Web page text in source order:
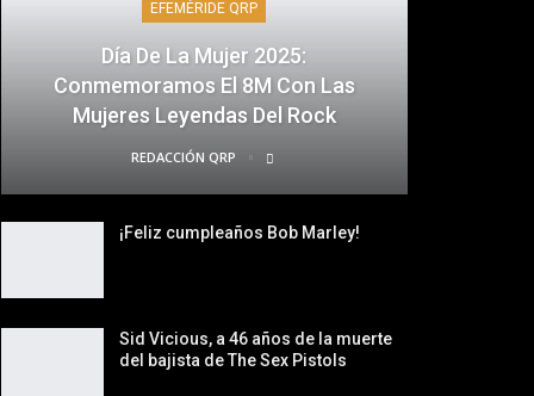
EFEMÉRIDE QRP
Día De La Mujer 2025:
Conmemoramos El 8M Con Las
Mujeres Leyendas Del Rock
REDACCIÓN QRP
¡Feliz cumpleaños Bob Marley!
Sid Vicious, a 46 años de la muerte
del bajista de The Sex Pistols